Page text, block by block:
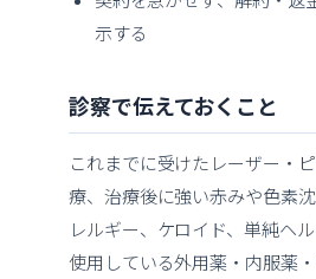
示する
診察で伝えておくこと
これまでに受けたレーザー・
療、治療後に強い赤みや色素
レルギー、ケロイド、単純ヘ
使用している外用薬・内服薬